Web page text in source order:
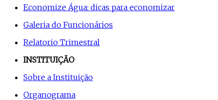
Economize Água: dicas para economizar
Galeria do Funcionários
Relatorio Trimestral
INSTITUIÇÃO
Sobre a Instituição
Organograma